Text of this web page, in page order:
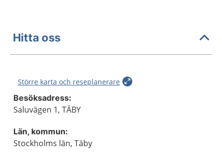
Hitta oss
Större karta och reseplanerare
Besöksadress:
Saluvägen 1, TÄBY
Län, kommun:
Stockholms län, Täby